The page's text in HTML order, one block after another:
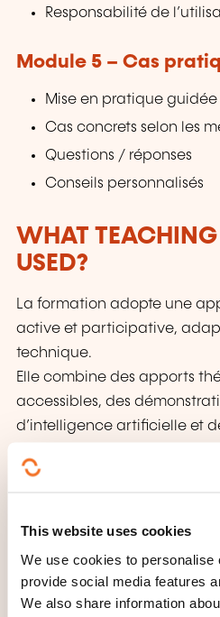
This website uses cookies
We use cookies to personalise
provide social media features
We also share information
Responsabilité de
Module 5 – Cas
Mise en pratique guidée
Cas concrets selon les
Questions / réponses
Conseils personnalisés
WHAT TEACHING
USED?
La formation adopte une
active et participative,
technique.
Elle combine des apports
accessibles, des
d’intelligence artificielle et
HOW IS THE
la formation et en fin de
exercices pratiques réalisés